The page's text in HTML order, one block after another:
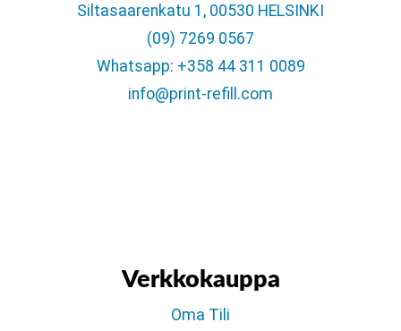
Siltasaarenkatu 1, 00530 HELSINKI
(09) 7269 0567
Whatsapp: +358 44 311 0089
info@print-refill.com
Verkkokauppa
Oma Tili